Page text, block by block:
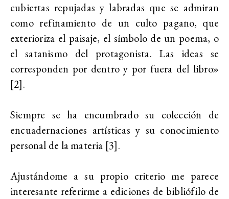
cubiertas repujadas y labradas que se admiran
como refinamiento de un culto pagano, que
exterioriza el paisaje, el símbolo de un poema, o
el satanismo del protagonista. Las ideas se
corresponden por dentro y por fuera del libro»
[2].
Siempre se ha encumbrado su colección de
encuadernaciones artísticas y su conocimiento
personal de la materia [3].
Ajustándome a su propio criterio me parece
interesante referirme a ediciones de bibliófilo de